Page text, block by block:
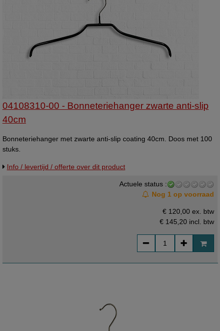
04108310-00 - Bonneteriehanger zwarte anti-slip
40cm
Bonneteriehanger met zwarte anti-slip coating 40cm. Doos met 100
stuks.
Info / levertijd / offerte over dit product
Actuele status :
Nog 1 op voorraad
€ 120,00 ex. btw
€ 145,20 incl. btw